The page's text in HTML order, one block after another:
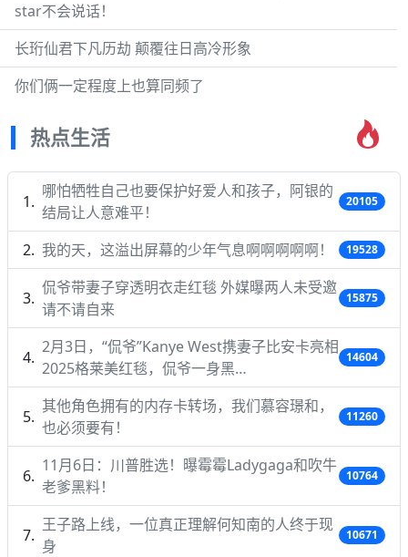
star不会说话！
长珩仙君下凡历劫 颠覆往日高冷形象
你们俩一定程度上也算同频了
热点生活
哪怕牺牲自己也要保护好爱人和孩子，阿银的
结局让人意难平！
20105
我的天，这溢出屏幕的少年气息啊啊啊啊啊！ 19528
侃爷带妻子穿透明衣走红毯 外媒曝两人未受邀
请不请自来
15875
2月3日，“侃爷”Kanye West携妻子比安卡亮相
2025格莱美红毯，侃爷一身黑…
14604
其他角色拥有的内存卡转场，我们慕容璟和，
也必须要有！
11260
11月6日：川普胜选！曝霉霉Ladygaga和吹牛
老爹黑料！
10764
王子路上线，一位真正理解何知南的人终于现
身
10671